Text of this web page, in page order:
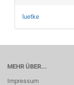
luetke
MEHR ÜBER...
Impressum